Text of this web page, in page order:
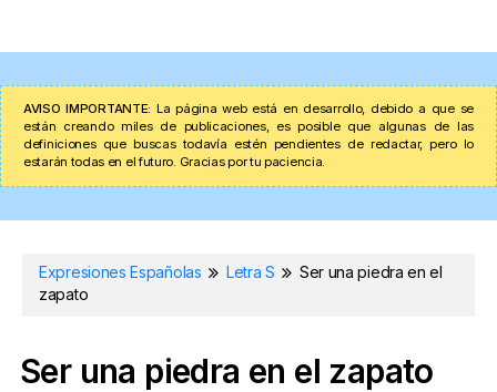
AVISO IMPORTANTE: La página web está en desarrollo, debido a que se
están creando miles de publicaciones, es posible que algunas de las
definiciones que buscas todavía estén pendientes de redactar, pero lo
estarán todas en el futuro. Gracias por tu paciencia.
Expresiones Españolas Letra S
Ser una piedra en el
zapato
Ser una piedra en el zapato